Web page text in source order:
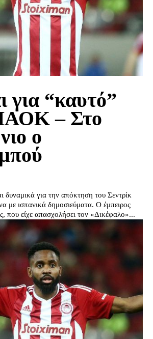
για “καυτό”
– Στο
ο
για την απόκτηση του Σεντρίκ
ισπανικά δημοσιεύματα. Ο έμπειρος
που είχε απασχολήσει τον «Δικέφαλο»...